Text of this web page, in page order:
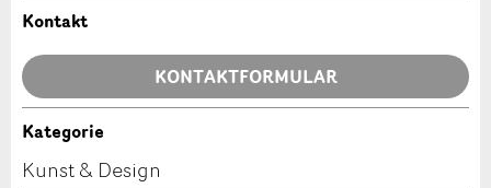
Ihr Feedback wird sehr geschätzt!
Allgemeines Feedback
Anzeige nicht mehr gültig
Anzeige unvollständig
Empfehlen Sie diese Anzeige an Freunde weiter.
Kontakt
KONTAKTFORMULAR
Kontakt
Kategorie
Kunst & Design